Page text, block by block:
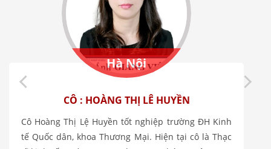
Hà Nội
THẦY : ĐỖ LÊ ĐẠT
Thầy Đỗ Lê Đạt hiện đang công tác tại Công ty NNR
Global Logistics Vietnam - Một trong những Công ty